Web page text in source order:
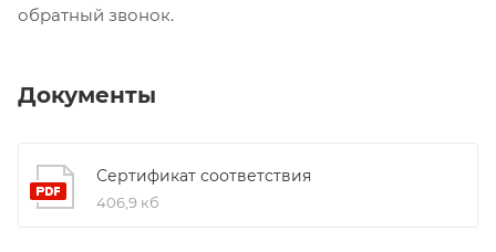
обратный звонок.
Документы
Сертификат соответствия
406,9 кб